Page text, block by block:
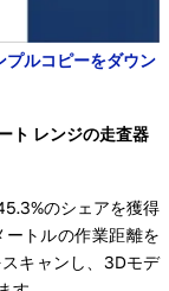
プルコピーをダウン
ト レンジの走査器
のシェアを獲得
トルの作業距離を
キャンし、3Dモデ